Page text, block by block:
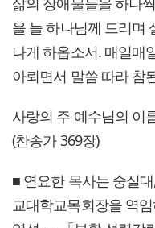
을 늘 하나님께 드리며
나게 하옵소서. 매일매
아뢰면서 말씀 따라 참
사랑의 주 예수님의 이
(찬송가 369장)
■ 연요한 목사는 숭실
교대학교목회장을 역